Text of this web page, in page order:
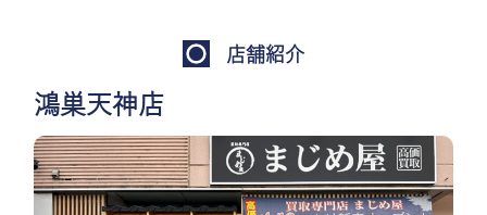
店舗紹介
鴻巣天神店